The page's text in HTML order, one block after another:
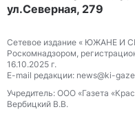
ул.Северная, 279
Сетевое издание « ЮЖАНЕ И
Роскомнадзором,
16.10.2025 г.
E-mail редакции: news@ki-
Учредитель: ООО «Газета
Вербицкий В.В.